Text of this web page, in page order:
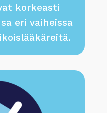
korkeasti
eri vaiheissa